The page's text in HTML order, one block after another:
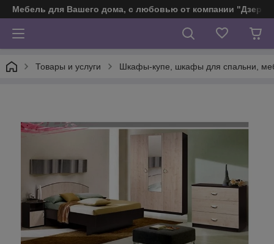
Мебель для Вашего дома, с любовью от компании
Товары и услуги Шкафы-купе, шкафы для спальни,